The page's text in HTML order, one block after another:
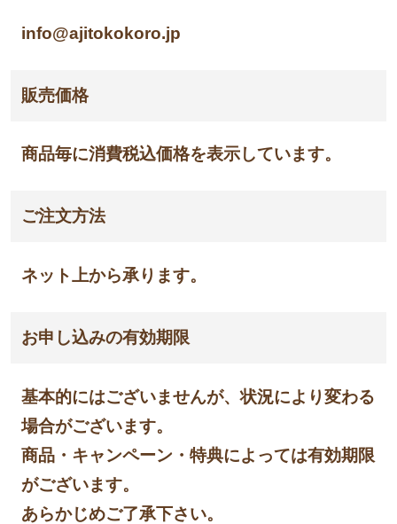
info@ajitokokoro.jp
販売価格
商品毎に消費税込価格を表示しています。
ご注文方法
ネット上から承ります。
お申し込みの有効期限
基本的にはございませんが、状況により変わる
場合がございます。
商品・キャンペーン・特典によっては有効期限
がございます。
あらかじめご了承下さい。